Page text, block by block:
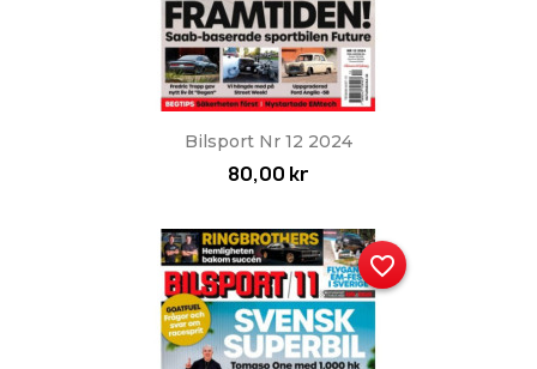
Bilsport Nr 12 2024
80,00 kr
favorite_border